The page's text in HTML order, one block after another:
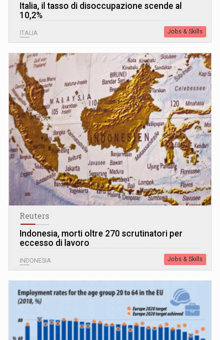
Italia, il tasso di disoccupazione scende al
10,2%
ITALIA Jobs & Skills
Reuters
Indonesia, morti oltre 270 scrutinatori per
eccesso di lavoro
INDONESIA Jobs & Skills